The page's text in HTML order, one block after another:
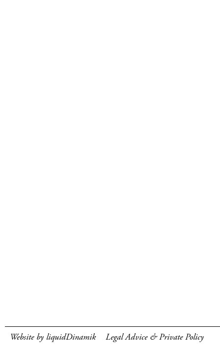
Website by liquidDinamik Legal Advice & Private Policy